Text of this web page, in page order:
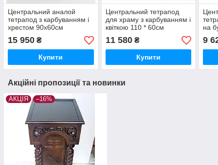
Центральний аналой
тетрапод з карбуванням і
хрестом 90х60см
15 950 ₴
Купити
Центральний тетрапод
для храму з карбуванням і
квіткою 110 * 60см
11 580₴
Купити
на
9
Акційні пропозиції та новинки
АКЦІЯ –16%